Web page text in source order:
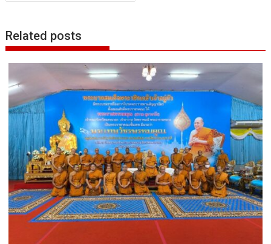
Related posts